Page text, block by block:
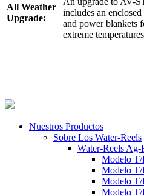
All Weather
Upgrade:
includes an
and power blankets
extreme
Nuestros Productos
Sobre Los Water-Reels
Water-Reels Ag-
Modelo
Modelo
Modelo
Modelo